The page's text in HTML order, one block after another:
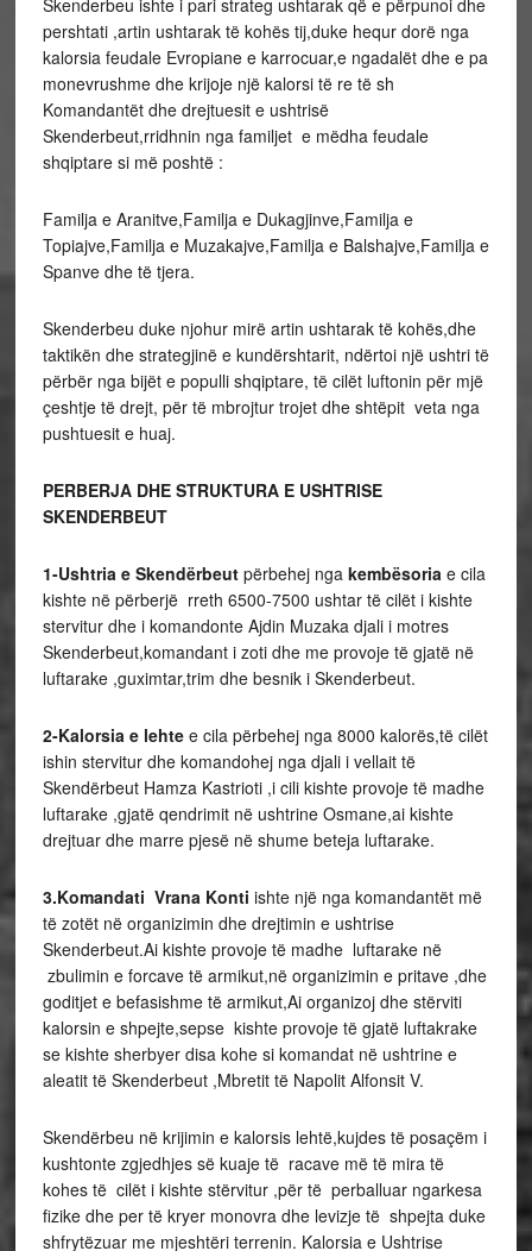
pershtati ,artin ushtarak të kohës tij,duke hequr dorë nga
kalorsia feudale Evropiane e karrocuar,e ngadalët dhe e pa
monevrushme dhe krijoje një kalorsi të re të sh
Komandantët dhe drejtuesit e ushtrisë
Skenderbeut,rridhnin nga familjet e mëdha feudale
shqiptare si më poshtë :
Familja e Aranitve,Familja e Dukagjinve,Familja e
Topiajve,Familja e Muzakajve,Familja e Balshajve,Familja e
Spanve dhe të tjera.
Skenderbeu duke njohur mirë artin ushtarak të kohës,dhe
taktikën dhe strategjinë e kundërshtarit, ndërtoi një ushtri të
përbër nga bijët e populli shqiptare, të cilët luftonin për mjë
çeshtje të drejt, për të mbrojtur trojet dhe shtëpit veta nga
pushtuesit e huaj.
PERBERJA DHE STRUKTURA E USHTRISE
SKENDERBEUT
1-Ushtria e Skendërbeutpërbehej nga kembësoria e cila
kishte në përberjë rreth 6500-7500 ushtar të cilët i kishte
stervitur dhe i komandonte Ajdin Muzaka djali i motres
Skenderbeut,komandant i zoti dhe me provoje të gjatë në
luftarake ,guximtar,trim dhe besnik i Skenderbeut.
2-Kalorsia e lehtee cila përbehej nga 8000 kalorës,të cilët
ishin stervitur dhe komandohej nga djali i vellait të
Skendërbeut Hamza Kastrioti ,i cili kishte provoje të madhe
luftarake ,gjatë qendrimit në ushtrine Osmane,ai kishte
drejtuar dhe marre pjesë në shume beteja luftarake.
3.Komandati Vrana Konti ishte një nga komandantët më
të zotët në organizimin dhe drejtimin e ushtrise
Skenderbeut.Ai kishte provoje të madhe luftarake në
zbulimin e forcave të armikut,në organizimin e pritave ,dhe
goditjet e befasishme të armikut,Ai organizoj dhe stërviti
kalorsin e shpejte,sepse kishte provoje të gjatë luftakrake
se kishte sherbyer disa kohe si komandat në ushtrine e
aleatit të Skenderbeut ,Mbretit të Napolit Alfonsit V.
Skendërbeu në krijimin e kalorsis lehtë,kujdes të posaçëm i
kushtonte zgjedhjes së kuaje të racave më të mira të
kohes të cilët i kishte stërvitur ,për të perballuar ngarkesa
fizike dhe per të kryer monovra dhe levizje të shpejta duke
shfrytëzuar me mjeshtëri terrenin. Kalorsia e Ushtrise